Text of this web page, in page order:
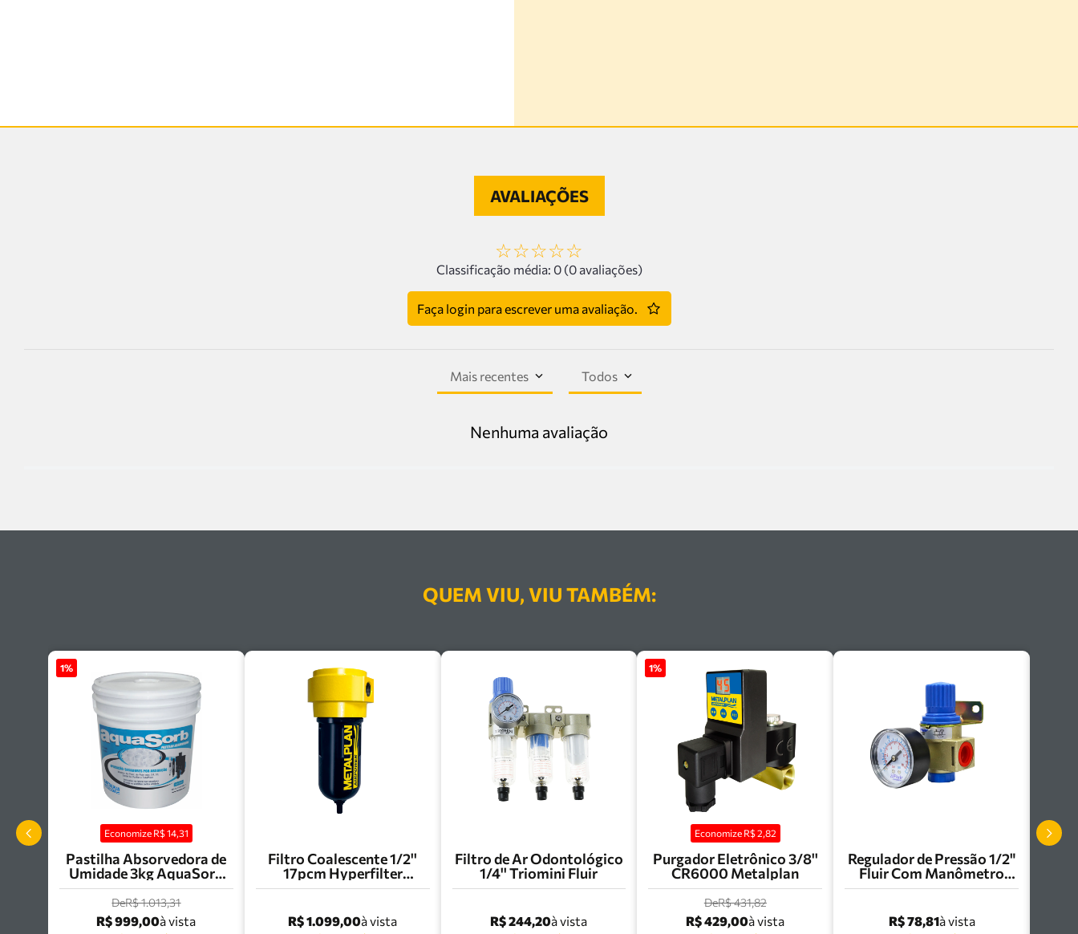
AVALIAÇÕES
☆☆☆☆☆
Classificação média: 0 (0 avaliações)
Faça login para escrever uma avaliação.
Mais recentes Todos
Nenhuma avaliação
QUEM VIU, VIU TAMBÉM:
1%
Economize R$14,31
Pastilha Absorvedora de
Umidade 3kg AquaSorb
Metalplan
DeR$ 1.013,31
R$ 999,00à vista
Filtro Coalescente 1/2''
17pcm Hyperfilter
Metalplan - MFC-
R$ 1.099,00à vista
Filtro de Ar Odontológico
1/4'' Triomini Fluir
R$ 244,20à vista
1%
Economize R$2,82
Purgador Eletrônico 3/8''
CR6000 Metalplan
DeR$ 431,82
R$ 429,00à vista
Regulador de Pressão 1/2"
Fluir Com Manômetro
BER2000N
R$ 78,81à vista